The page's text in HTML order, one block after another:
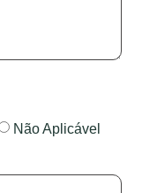
Não Aplicável